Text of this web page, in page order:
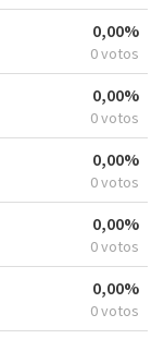
0,00%
0 votos
0,00%
0 votos
0,00%
0 votos
0,00%
0 votos
0,00%
0 votos